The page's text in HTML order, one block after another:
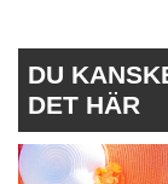
DU
DET HÄR